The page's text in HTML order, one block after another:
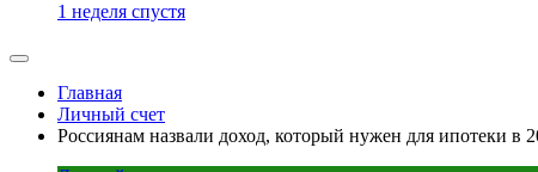
1 неделя спустя
Главная
Личный счет
Россиянам назвали доход, который нужен для ипотеки в